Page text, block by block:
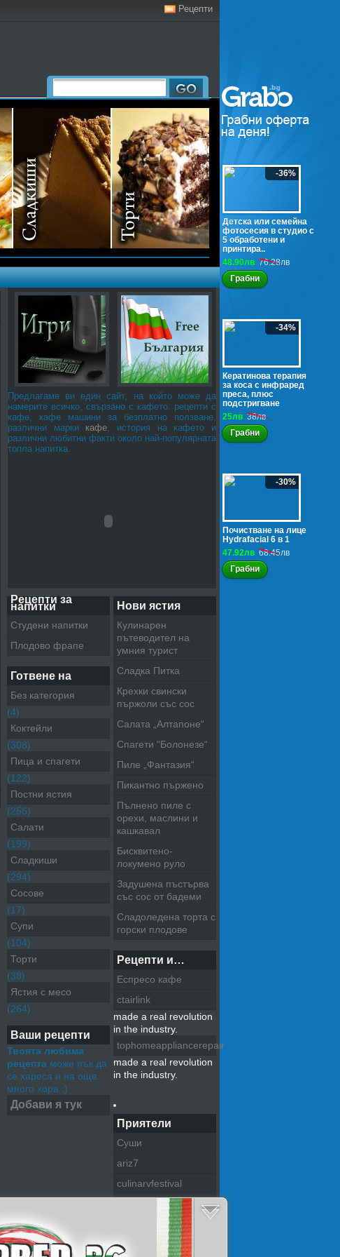
-36%
Детска или семейна
фотосесия в студио с
5 обработени и
принтира..
48.90лв 76.28лв
Грабни
-34%
Кератинова терапия
за коса с инфраред
преса, плюс
подстригване
25лв 38лв
Грабни
-30%
Почистване на лице
Hydrafacial 6 в 1
47.92лв 68.45лв
Грабни
Рецепти
Предлагаме ви един сайт, на който може да
намерите всичко, свързано с кафето: рецепти с
кафе, кафе машини за безплатно ползване,
различни марки кафе, история на кафето и
различни любитни факти около най-популярната
топла напитка.
Нови ястия
Кулинарен
пътеводител на
умния турист
Сладка Питка
Крехки свински
пържоли със сос
Салата „Алтапоне“
Спагети “Болонезе“
Пиле „Фантазия“
Пикантно пържено
Пълнено пиле с
орехи, маслини и
кашкавал
Бисквитено-
локумено руло
Задушена пъстърва
със сос от бадеми
Сладоледена торта с
горски плодове
Рецепти и…
Еспресо кафе
ctairlink
made a real revolution
in the industry.
tophomeappliancerepair
made a real revolution
in the industry.
Приятели
Суши
ariz7
culinarvfestival
pazitel na tradiciite
Рецепти за
напитки
Студени напитки
Плодово фрапе
Готвене на
Без категория
(4)
Коктейли
(308)
Пица и спагети
(122)
Постни ястия
(256)
Салати
(199)
Сладкиши
(294)
Сосове
(17)
Супи
(104)
Торти
(38)
Ястия с месо
(264)
Ваши рецепти
Твоята любима
рецепта може пък да
се хареса и на още
много хора :)
Добави я тук